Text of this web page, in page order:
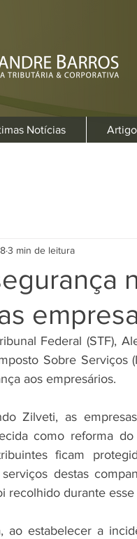
Notícias
3 min de leitura
Federal (STF),
Sobre Serviços
aos empresários.
Zilveti, as
como reforma
ficam
destas
durante esse
estabelecer a